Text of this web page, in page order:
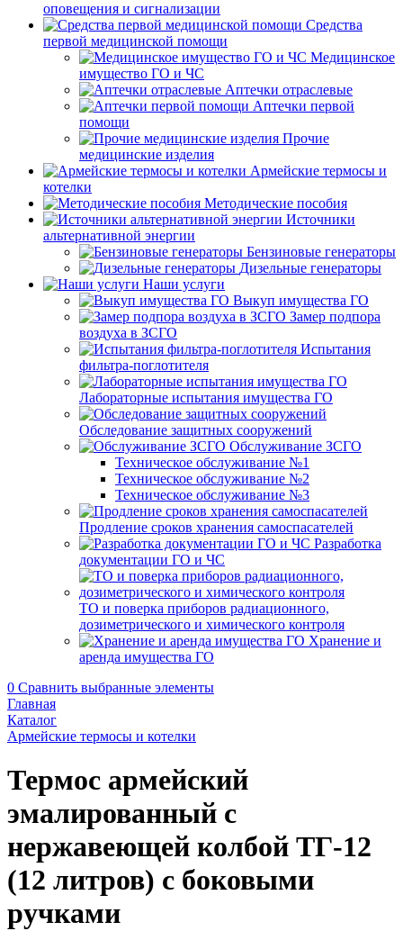
оповещения и сигнализации
Средства
первой медицинской помощи
Медицинское
имущество ГО и ЧС
Аптечки отраслевые
Аптечки первой
помощи
Прочие
медицинские изделия
Армейские термосы и
котелки
Методические пособия
Источники
альтернативной энергии
Бензиновые генераторы
Дизельные генераторы
Наши услуги
Выкуп имущества ГО
Замер подпора
воздуха в ЗСГО
Испытания
фильтра-поглотителя
Лабораторные испытания имущества ГО
Обследование защитных сооружений
Обслуживание ЗСГО
Техническое обслуживание №1
Техническое обслуживание №2
Техническое обслуживание №3
Продление сроков хранения самоспасателей
Разработка
документации ГО и ЧС
ТО и поверка приборов радиационного,
дозиметрического и химического контроля
Хранение и
аренда имущества ГО
0 Сравнить выбранные элементы
Главная
Каталог
Армейские термосы и котелки
Термос армейский
эмалированный с
нержавеющей колбой ТГ-12
(12 литров) с боковыми
ручками